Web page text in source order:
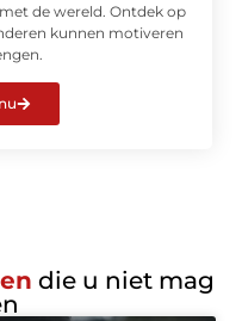
de wereld. Ontdek op
kunnen motiveren
die u niet mag